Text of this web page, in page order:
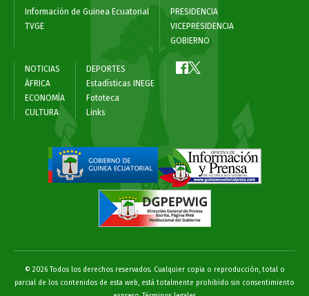
Información de Guinea Ecuatorial
TVGE
PRESIDENCIA
VICEPRESIDENCIA
GOBIERNO
NOTICIAS
ÁFRICA
ECONOMÍA
CULTURA
DEPORTES
Estadísticas INEGE
Fototeca
Links
© 2026 Todos los derechos reservados. Cualquier copia o reproducción, total o
parcial de los contenidos de esta web, está totalmente prohibido sin consentimiento